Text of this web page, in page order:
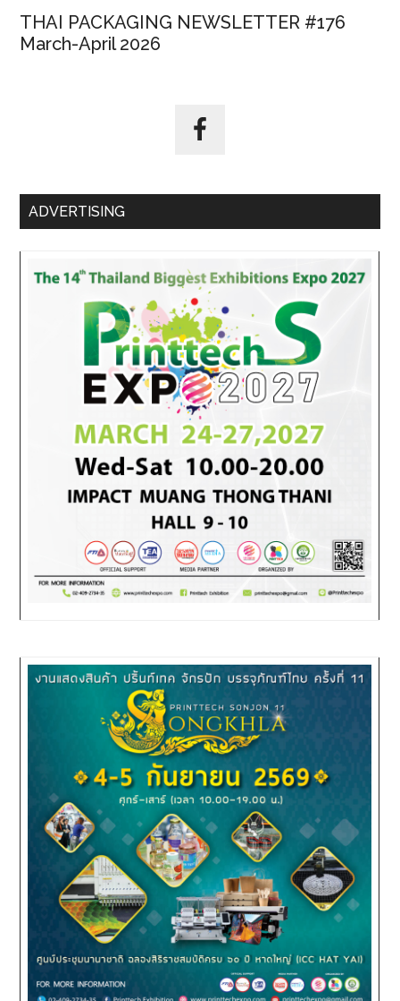
THAI PACKAGING NEWSLETTER #176
March-April 2026
ADVERTISING